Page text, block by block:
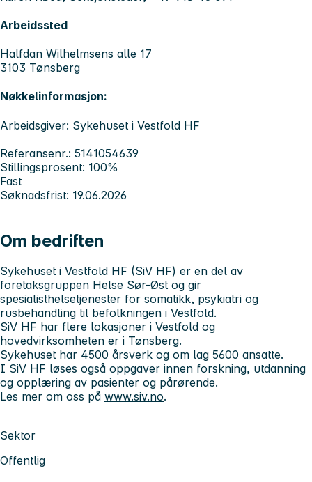
Arbeidssted
Halfdan Wilhelmsens alle 17
3103 Tønsberg
Nøkkelinformasjon:
Arbeidsgiver: Sykehuset i Vestfold HF
Referansenr.: 5141054639
Stillingsprosent: 100%
Fast
Søknadsfrist: 19.06.2026
Om bedriften
Sykehuset i Vestfold HF (SiV HF) er en del av
foretaksgruppen Helse Sør-Øst og gir
spesialisthelsetjenester for somatikk, psykiatri og
rusbehandling til befolkningen i Vestfold.
SiV HF har flere lokasjoner i Vestfold og
hovedvirksomheten er i Tønsberg.
Sykehuset har 4500 årsverk og om lag 5600 ansatte.
I SiV HF løses også oppgaver innen forskning, utdanning
og opplæring av pasienter og pårørende.
Les mer om oss på www.siv.no.
Sektor
Offentlig